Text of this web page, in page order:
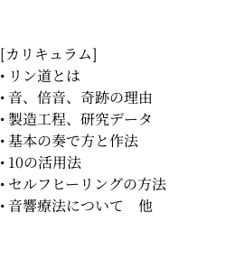
[カリキュラム]
• リン道とは
• 音、倍音、奇跡の理由
• 製造工程、研究データ
• 基本の奏で方と作法
• 10の活用法
• セルフヒーリングの方法
• 音響療法について 他